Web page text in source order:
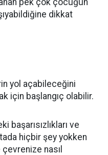
pek çok çocuğun
dikkat
yol açabileceğini
için başlangıç olabilir.
başarısızlıkları ve
hiçbir şey yokken
çevrenize nasıl